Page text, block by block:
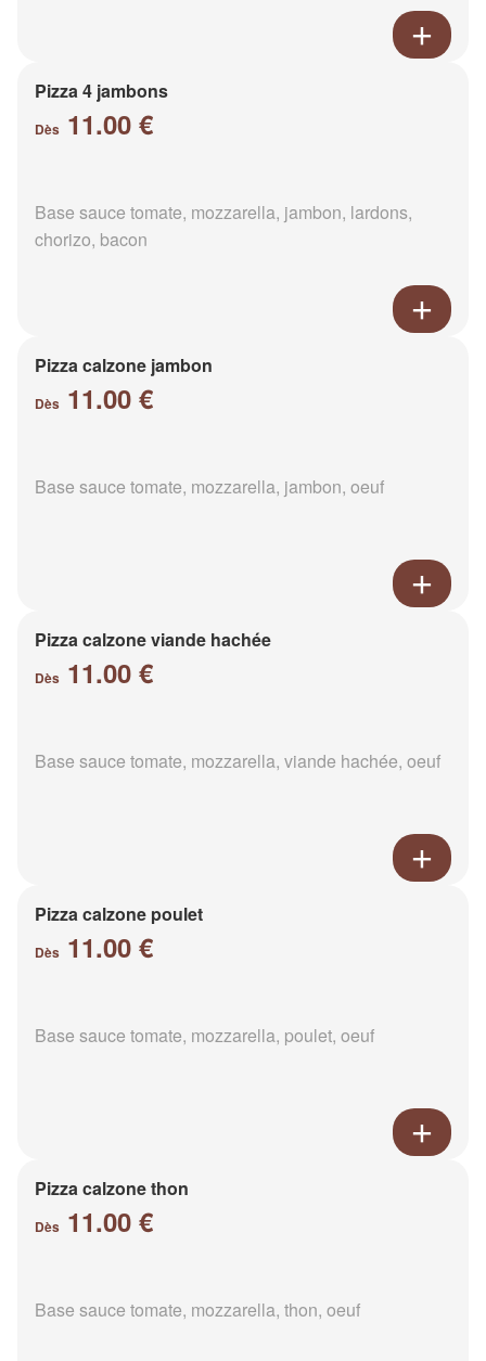
Pizza 4 jambons
Dès 11.00 €
Base sauce tomate, mozzarella, jambon, lardons,
chorizo, bacon
Pizza calzone jambon
Dès 11.00 €
Base sauce tomate, mozzarella, jambon, oeuf
Pizza calzone viande hachée
Dès 11.00 €
Base sauce tomate, mozzarella, viande hachée, oeuf
Pizza calzone poulet
Dès 11.00 €
Base sauce tomate, mozzarella, poulet, oeuf
Pizza calzone thon
Dès 11.00 €
Base sauce tomate, mozzarella, thon, oeuf